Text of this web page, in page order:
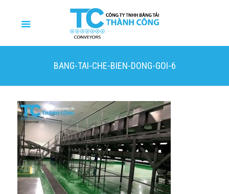
BANG-TAI-CHE-BIEN-DONG-GOI-6